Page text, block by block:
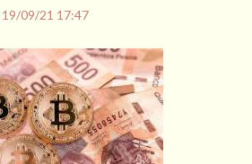
19/09/21 17:47